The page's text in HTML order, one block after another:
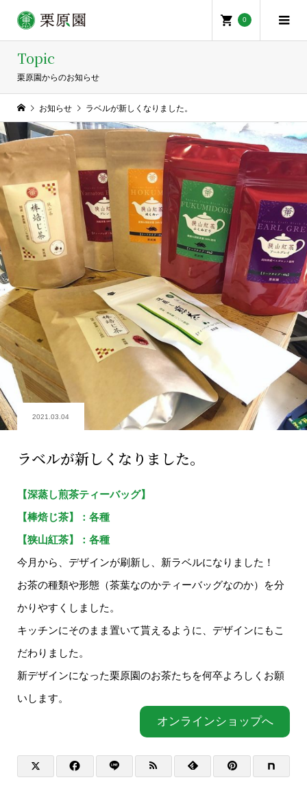
0
Topic
栗原園からのお知らせ
お知らせ ラベルが新しくなりました。
2021.03.04
ラベルが新しくなりました。
【深蒸し煎茶ティーバッグ】
【棒焙じ茶】：各種
【狭山紅茶】：各種
今月から、デザインが刷新し、新ラベルになりました！
お茶の種類や形態（茶葉なのかティーバッグなのか）を分
かりやすくしました。
キッチンにそのまま置いて貰えるように、デザインにもこ
だわりました。
新デザインになった栗原園のお茶たちを何卒よろしくお願
いします。
オンラインショップへ